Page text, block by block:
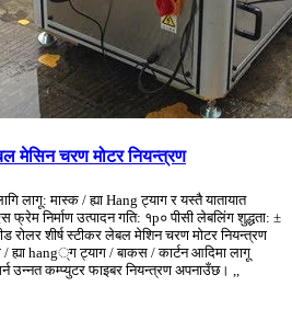
मेसिन चरण मोटर नियन्त्रण
लागू: मास्क / ह्या Hang ट्याग र यस्तै यातायात
फ्रेम निर्माण उत्पादन गति: १p० पीसी लेबलिंग शुद्धता: ±
रोलर शीर्ष स्टीकर लेबल मेशिन चरण मोटर नियन्त्रण
ह्या hang्ग ट्याग / बाकस / कार्टन आदिमा लागू
उन्नत कम्प्युटर फाइबर नियन्त्रण अपनाउँछ। ,,